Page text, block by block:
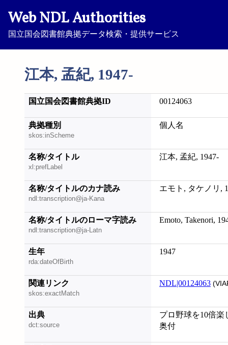
Web NDL Authorities
国立国会図書館典拠データ検索・提供サービス
江本, 孟紀, 1947-
国立国会図書館典拠ID 00124063
典拠種別
skos:inScheme
個人名
名称/タイトル
xl:prefLabel
江本, 孟紀, 1947-
名称/タイトルのカナ読み
ndl:transcription@ja-Kana
エモト, タケノリ,
名称/タイトルのローマ字読み
ndl:transcription@ja-Latn
Emoto, Takenori,
生年
rda:dateOfBirth
1947
関連リンク
skos:exactMatch
NDL|00124063
出典
dct:source
プロ野球を10倍楽
奥付